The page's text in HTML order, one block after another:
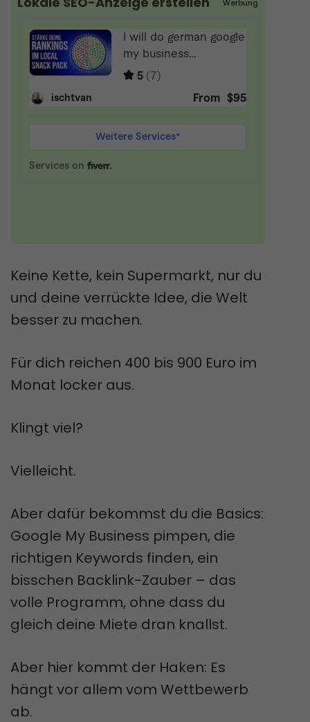
Werbung
Keine Kette, kein Supermarkt, nur du
und deine verrückte Idee, die Welt
besser zu machen.
Für dich reichen 400 bis 900 Euro im
Monat locker aus.
Klingt viel?
Vielleicht.
Aber dafür bekommst du die Basics:
Google My Business pimpen, die
richtigen Keywords finden, ein
bisschen Backlink-Zauber – das
volle Programm, ohne dass du
gleich deine Miete dran knallst.
Aber hier kommt der Haken: Es
hängt vor allem vom Wettbewerb
ab.